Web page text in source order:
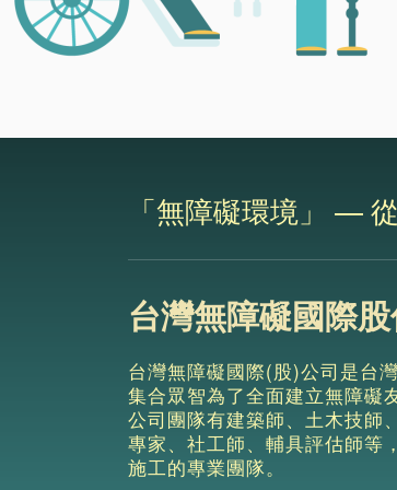
「無障礙環境」 —
台灣無障礙國際
台灣無障礙國際(股)公司是台
集合眾智為了全面建立無障礙
公司團隊有建築師、土木技師
專家、社工師、輔具評估師等
施工的專業團隊。